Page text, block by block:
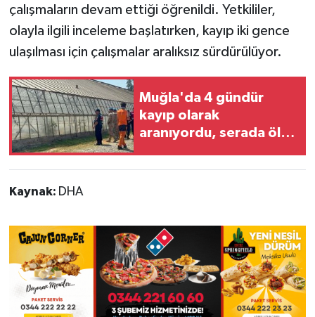
çalışmaların devam ettiği öğrenildi. Yetkililer,
olayla ilgili inceleme başlatırken, kayıp iki gence
ulaşılması için çalışmalar aralıksız sürdürülüyor.
Muğla'da 4 gündür
kayıp olarak
aranıyordu, serada ölü
Kaynak: DHA